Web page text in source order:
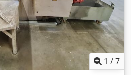
1 /7